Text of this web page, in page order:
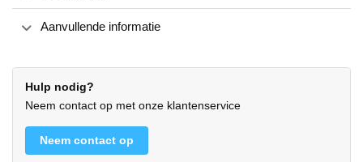
Aanvullende informatie
Hulp nodig?
Neem contact op met onze klantenservice
Neem contact op